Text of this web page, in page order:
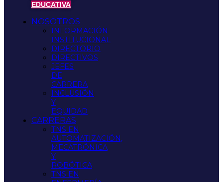
EDUCATIVA
NOSOTROS
INFORMACIÓN
INSTITUCIONAL
DIRECTORIO
DIRECTIVOS
JEFES
DE
CARRERA
INCLUSIÓN
Y
EQUIDAD
CARRERAS
TNS EN
AUTOMATIZACIÓN,
MECATRÓNICA
Y
ROBÓTICA
TNS EN